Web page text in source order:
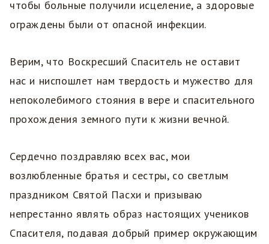
чтобы больные получили исцеление, а здоровые
ограждены были от опасной инфекции.
Верим, что Воскресший Спаситель не оставит
нас и ниспошлет нам твердость и мужество для
непоколебимого стояния в вере и спасительного
прохождения земного пути к жизни вечной.
Сердечно поздравляю всех вас, мои
возлюбленные братья и сестры, со светлым
праздником Святой Пасхи и призываю
непрестанно являть образ настоящих учеников
Спасителя, подавая добрый пример окружающим